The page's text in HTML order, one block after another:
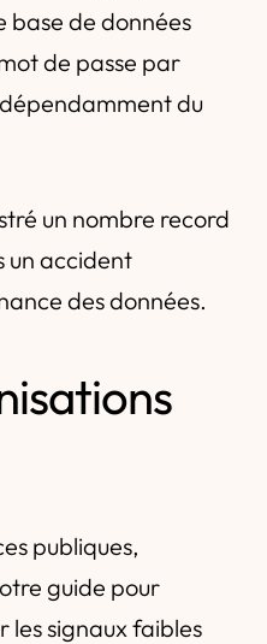
base de données
de passe par
du
un nombre record
un accident
des données.
publiques,
guide pour
les signaux faibles